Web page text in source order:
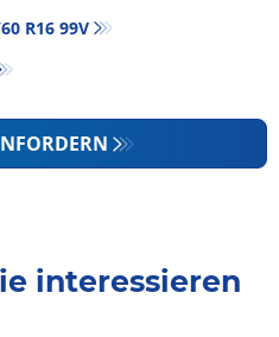
R16 99V
interessieren